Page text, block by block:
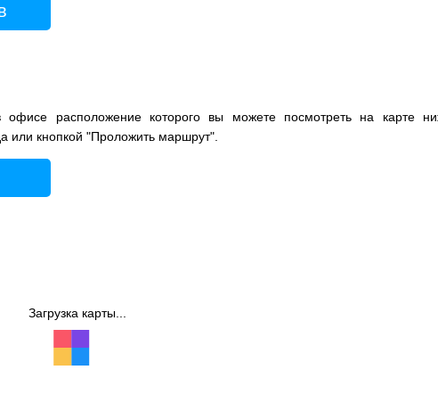
расположение которого вы можете посмотреть на карте
или кнопкой "Проложить маршрут".
Загрузка карты...